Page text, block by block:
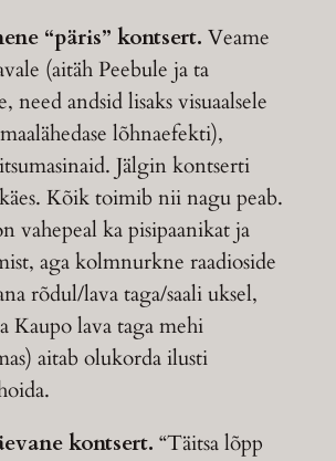
“päris” kontsert. Veame
(aitäh Peebule ja ta
need andsid lisaks visuaalsele
lõhnaefekti),
Jälgin kontserti
Kõik toimib nii nagu peab.
vahepeal ka pisipaanikat ja
aga kolmnurkne raadioside
rõdul/lava taga/saali uksel,
Kaupo lava taga mehi
aitab olukorda ilusti
kontsert. “Täitsa lõpp